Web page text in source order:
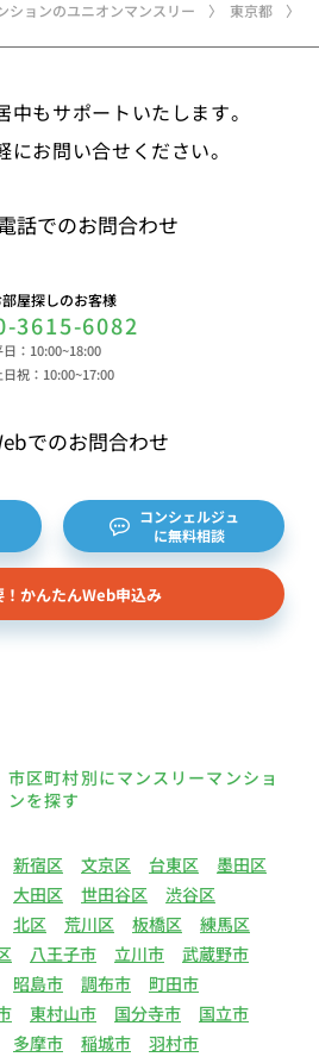
ションのユニオンマンスリー 東京都
中もサポートいたします。
にお問い合せください。
話でのお問合わせ
部屋探しのお客様
3615-6082
日：10:00~18:00
日祝：10:00~17:00
でのお問合わせ
コンシェルジュ
に無料相談
！かんたんWeb申込み
市区町村別にマンスリーマンショ
ンを探す
新宿区 文京区 台東区
墨田区
大田区 世田谷区
渋谷区
北区 荒川区 板橋区
練馬区
八王子市 立川市
武蔵野市
昭島市 調布市
町田市
東村山市 国分寺市
国立市
多摩市 稲城市
羽村市